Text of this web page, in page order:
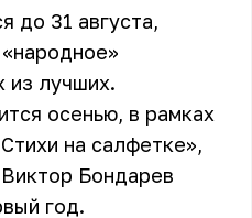
до 31 августа,
из лучших.
осенью, в рамках
на салфетке»,
Бондарев
год.